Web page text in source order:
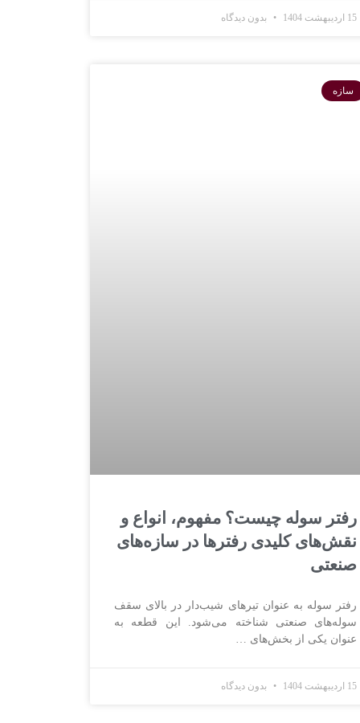
15 اردیبهشت 1404 بدون دیدگاه
سازه
رفتر سوله چیست؟ مفهوم، انواع و
نقش‌های کلیدی رفترها در سازه‌های
صنعتی
رفتر سوله به عنوان تیرهای شیب‌دار در بالای سقف
سوله‌های صنعتی شناخته می‌شود. این قطعه به
عنوان یکی از بخش‌های …
15 اردیبهشت 1404 بدون دیدگاه